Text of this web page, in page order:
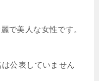
で美人な女性です。
公表していません